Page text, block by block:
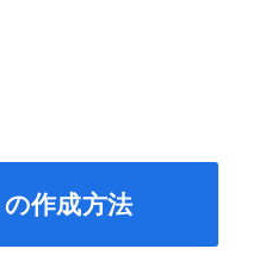
作成方法